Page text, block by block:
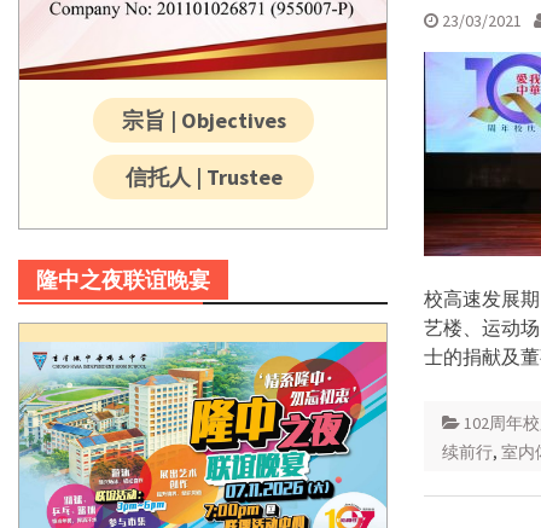
23/03/2021
校高速发展
艺楼、运动
士的捐献及
102周年
续前行, 室内
宗旨 | Objectives
信托人 | Trustee
隆中之夜联谊晚宴